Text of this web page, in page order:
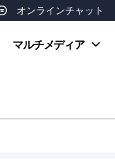
オンラインチャット
マルチメディア